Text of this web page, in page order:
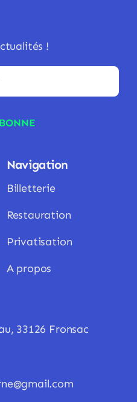
!
Navigation
Billetterie
Restauration
Privatisation
A propos
33126 Fronsac